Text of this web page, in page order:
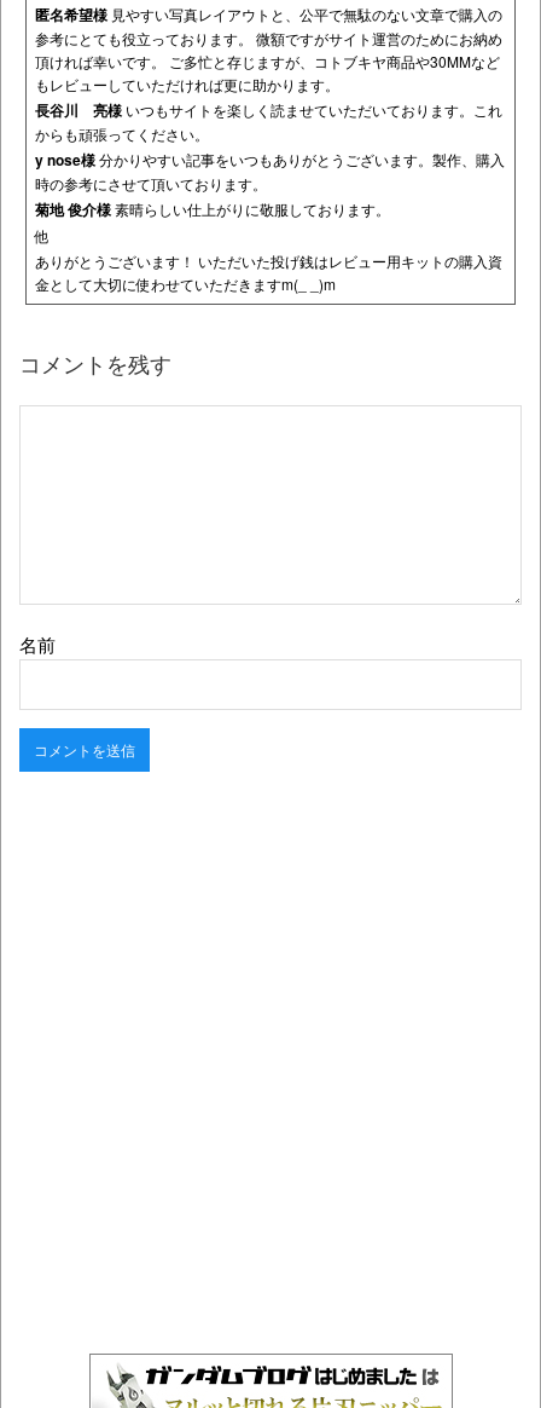
匿名希望様 見やすい写真レイアウトと、公平で無駄のない文章で購入の
参考にとても役立っております。 微額ですがサイト運営のためにお納め
頂ければ幸いです。 ご多忙と存じますが、コトブキヤ商品や30MMなど
もレビューしていただければ更に助かります。
長谷川 亮様 いつもサイトを楽しく読ませていただいております。これ
からも頑張ってください。
y nose様分かりやすい記事をいつもありがとうございます。製作、購入
時の参考にさせて頂いております。
菊地 俊介様素晴らしい仕上がりに敬服しております。
他
ありがとうございます！ いただいた投げ銭はレビュー用キットの購入資
金として大切に使わせていただきますm(_ _)m
コメントを残す
名前